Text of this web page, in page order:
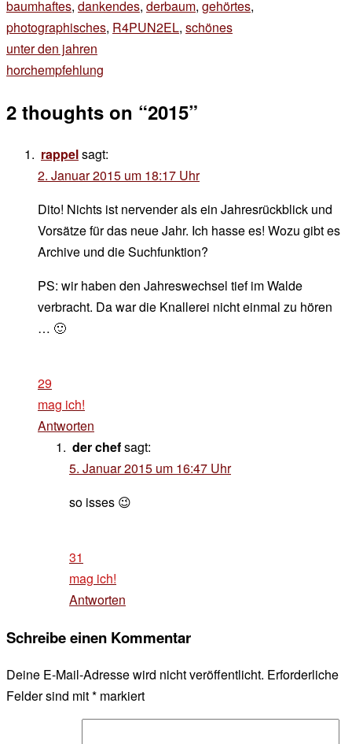
baumhaftes, dankendes, derbaum, gehörtes,
photographisches, R4PUN2EL, schönes
Beitragsnavigation
unter den jahren
horchempfehlung
2 thoughts on “2015”
rappelsagt:
2. Januar 2015 um 18:17 Uhr
Dito! Nichts ist nervender als ein Jahresrückblick und
Vorsätze für das neue Jahr. Ich hasse es! Wozu gibt es
Archive und die Suchfunktion?
PS: wir haben den Jahreswechsel tief im Walde
verbracht. Da war die Knallerei nicht einmal zu hören
… 🙂
29
mag ich!
Antworten
der chefsagt:
5. Januar 2015 um 16:47 Uhr
so isses 😉
31
mag ich!
Antworten
Schreibe einen Kommentar
Deine E-Mail-Adresse wird nicht veröffentlicht. Erforderliche
Felder sind mit* markiert